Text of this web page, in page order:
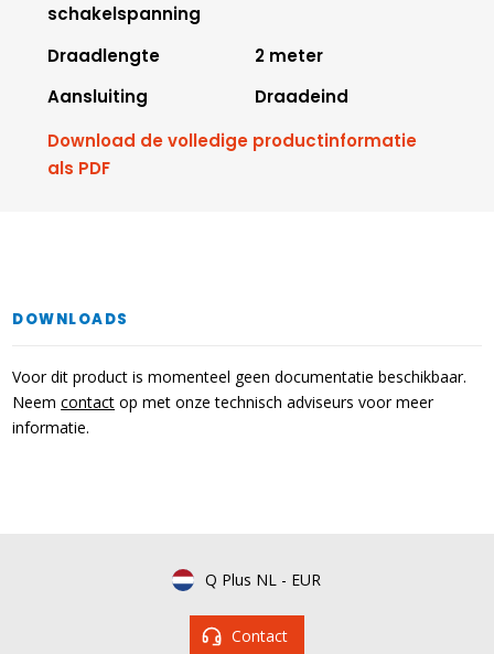
schakelspanning
Draadlengte
2 meter
Aansluiting
Draadeind
Download de volledige productinformatie
als PDF
DOWNLOADS
Voor dit product is momenteel geen documentatie beschikbaar.
Neemcontact op met onze technisch adviseurs voor meer
informatie.
Q Plus NL - EUR
Contact